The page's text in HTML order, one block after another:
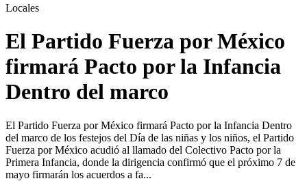
Locales
El Partido Fuerza por México
firmará Pacto por la Infancia
Dentro del marco
El Partido Fuerza por México firmará Pacto por la Infancia Dentro
del marco de los festejos del Día de las niñas y los niños, el Partido
Fuerza por México acudió al llamado del Colectivo Pacto por la
Primera Infancia, donde la dirigencia confirmó que el próximo 7 de
mayo firmarán los acuerdos a fa...